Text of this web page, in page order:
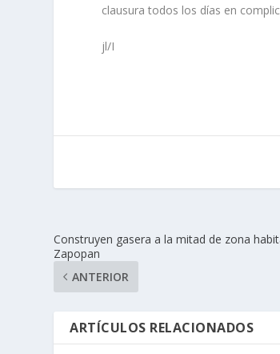
clausura todos los días en
jl/I
Construyen gasera a la mitad de zona
Zapopan
ANTERIOR
ARTÍCULOS RELACIONADOS